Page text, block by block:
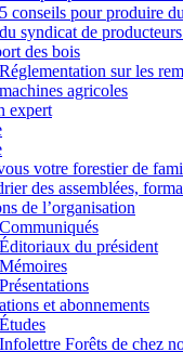
5 conseils pour produire
syndicat de
des bois
Réglementation sur les
machines agricoles
expert
votre forestier de
des assemblées,
de l’organisation
Communiqués
Éditoriaux du président
Mémoires
Présentations
et abonnements
Études
Infolettre Forêts de chez